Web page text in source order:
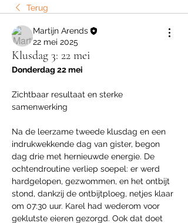
Terug
Martijn Arends
22 mei 2025
Klusdag 3: 22 mei
Donderdag 22 mei
Zichtbaar resultaat en sterke
samenwerking
Na de leerzame tweede klusdag en een
indrukwekkende dag van gister, begon
dag drie met hernieuwde energie. De
ochtendroutine verliep soepel: er werd
hardgelopen, gezwommen, en het ontbijt
stond, dankzij de ontbijtploeg, netjes klaar
om 07:30 uur. Karel had wederom voor
geklutste eieren gezorgd. Ook dat doet